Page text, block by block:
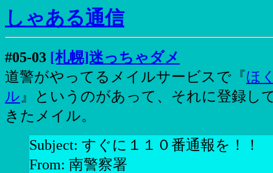
しゃある通信
#05-03 [札幌]迷っちゃダメ
道警がやってるメイルサービスで『ほ
ル 』というのがあって、それに登録し
きたメイル。
Subject: すぐに１１０番通報を！！
From: 南警察署